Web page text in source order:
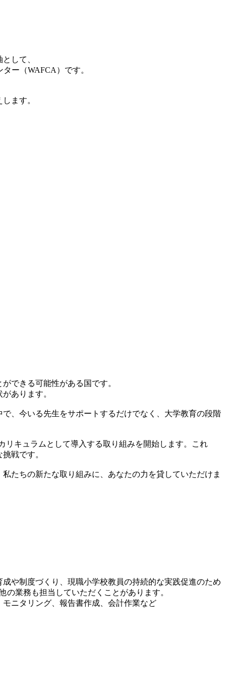
して、
ー（WAFCA）です。
ます。
できる可能性がある国です。
あります。
、今いる先生をサポートするだけでなく、大学教育の段階
キュラムとして導入する取り組みを開始します。これ
戦です。
たちの新たな取り組みに、あなたの力を貸していただけま
や制度づくり、現職小学校教員の持続的な実践促進のため
業務も担当していただくことがあります。
ニタリング、報告書作成、会計作業など